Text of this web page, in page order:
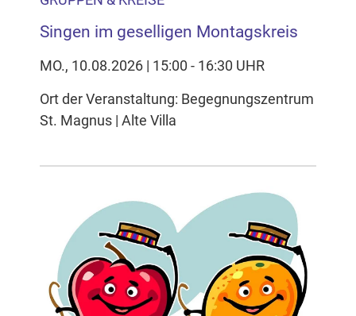
Singen im geselligen Montagskreis
MO., 10.08.2026 | 15:00 - 16:30 UHR
Ort der Veranstaltung: Begegnungszentrum
St. Magnus | Alte Villa